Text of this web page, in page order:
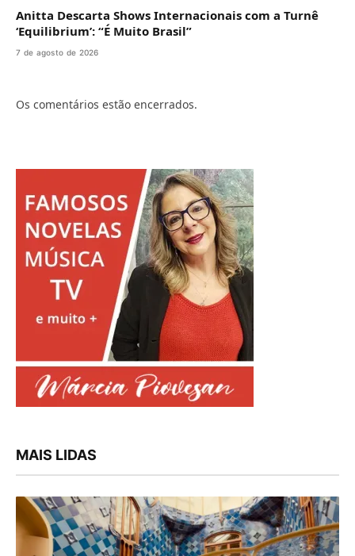
Anitta Descarta Shows Internacionais com a Turnê
‘Equilibrium’: “É Muito Brasil”
7 de agosto de 2026
Os comentários estão encerrados.
MAIS LIDAS